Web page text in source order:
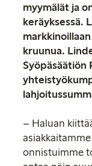
myymälät ja
keräyksessä.
kruunua.
Syöpäsäätiön
– Haluan
onnistuimme